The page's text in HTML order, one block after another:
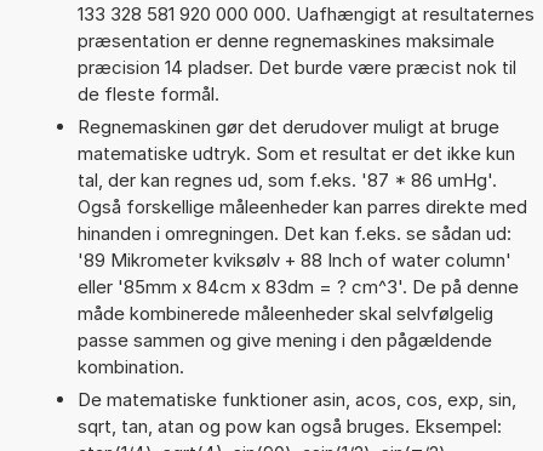
133 328 581 920 000 000. Uafhængigt at resultaternes
præsentation er denne regnemaskines maksimale
præcision 14 pladser. Det burde være præcist nok til
de fleste formål.
Regnemaskinen gør det derudover muligt at bruge
matematiske udtryk. Som et resultat er det ikke kun
tal, der kan regnes ud, som f.eks. '87 * 86 umHg'.
Også forskellige måleenheder kan parres direkte med
hinanden i omregningen. Det kan f.eks. se sådan ud:
'89 Mikrometer kviksølv + 88 Inch of water column'
eller '85mm x 84cm x 83dm = ? cm^3'. De på denne
måde kombinerede måleenheder skal selvfølgelig
passe sammen og give mening i den pågældende
kombination.
De matematiske funktioner asin, acos, cos, exp, sin,
sqrt, tan, atan og pow kan også bruges. Eksempel: